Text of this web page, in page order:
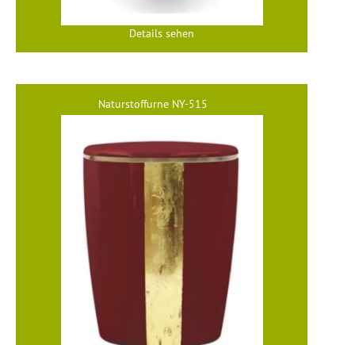
Details sehen
Naturstoffurne NY-515